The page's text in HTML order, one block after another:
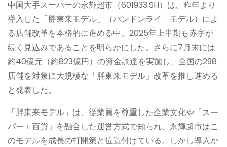
中国大手スーパーの永輝超市（601933.SH）は、昨年より
導入した「胖東来モデル」（パンドンライ モデル）によ
る店舗改革を本格的に進める中、2025年上半期も赤字が
続く見込みであることを明らかにした。さらに7月末には
約40億元（約823億円）の資金調達を実施し、全国の298
店舗を対象に大規模な「胖東来モデル」改革を推し進める
と発表した。
「胖東来モデル」は、従業員を尊重した企業文化や「スー
パー＋百貨」を融合した運営方式で知られ、永輝超市はこ
のモデルを成長の打開策と位置付けている。しかし導入か